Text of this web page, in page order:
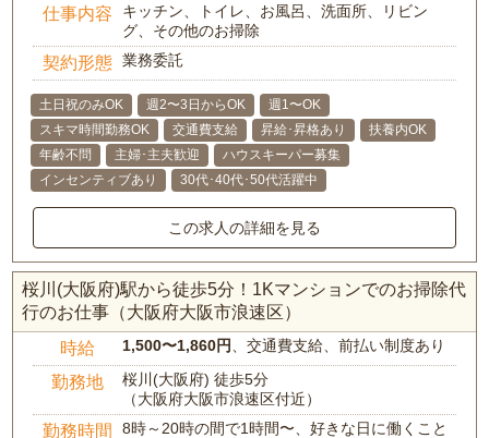
仕事内容
キッチン、トイレ、お風呂、洗面所、リビン
グ、その他のお掃除
契約形態 業務委託
土日祝のみOK 週2〜3日からOK
週1〜OK
スキマ時間勤務OK
交通費支給 昇給･昇格あり
扶養内OK
年齢不問
主婦･主夫歓迎
ハウスキーパー募集
インセンティブあり
30代･40代･50代活躍中
この求人の詳細を見る
桜川(大阪府)駅から徒歩5分！1Kマンションでのお掃除代
行のお仕事（大阪府大阪市浪速区）
時給 1,500〜1,860円 、交通費支給、前払い制度あり
勤務地
桜川(大阪府) 徒歩5分
（大阪府大阪市浪速区付近）
勤務時間 8時～20時の間で1時間〜、好きな日に働くこと